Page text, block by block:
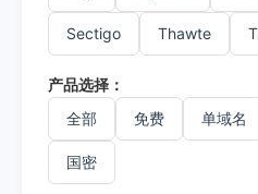
Sectigo Thawte
产品选择：
全部
免费 单域名
国密